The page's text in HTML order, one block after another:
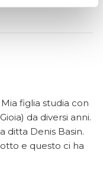
figlia studia con
da diversi anni.
ditta Denis Basin.
e questo ci ha